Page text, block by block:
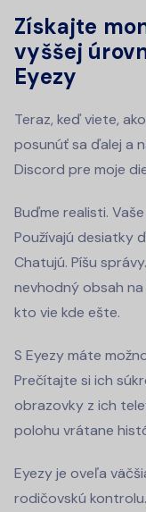
Získajte
vyššej
Eyezy
Teraz, keď viete,
posunúť sa ďalej a
Discord pre moje
Buďme realisti.
Používajú desiatky
Chatujú. Píšu
nevhodný obsah
kto vie kde ešte.
S Eyezy máte
Prečítajte si ich
obrazovky z ich
polohu vrátane
Eyezy je oveľa
rodičovskú